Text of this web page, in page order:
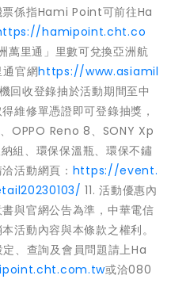
票係指Hami Point可前往Ha
hamipoint.cht.co
萬里通」里數可兌換亞洲航
官網https://www.asiamil
回收登錄抽於活動期間至中
維修單憑證即可登錄抽獎，
OPPO Reno 8、SONY Xp
組、環保保溫瓶、環保不鏽
活動網頁： https://event.
11. 活動優惠內
與官網公告為準，中華電信
活動內容與本條款之權利。
、查詢及會員問題請上Ha
或洽080